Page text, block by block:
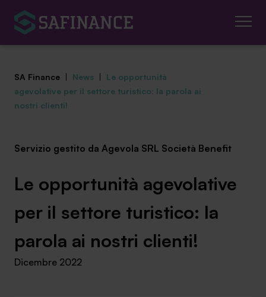
Centro studi
News ed eventi
Chi siamo
SA Finance | News | Le opportunità
agevolative per il settore turistico: la parola ai
nostri clienti!
Servizio gestito da Agevola SRL Società Benefit
Le opportunità agevolative
per il settore turistico: la
parola ai nostri clienti!
Dicembre 2022